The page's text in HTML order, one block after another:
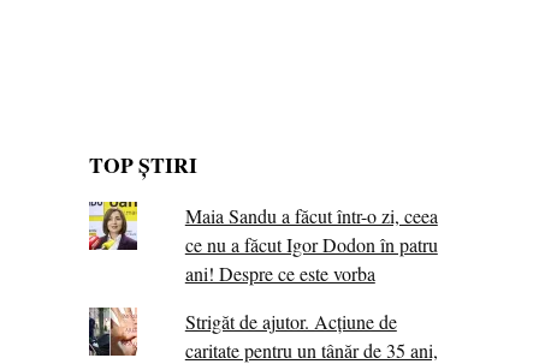
TOP ȘTIRI
Maia Sandu a făcut într-o zi, ceea
ce nu a făcut Igor Dodon în patru
ani! Despre ce este vorba
Strigăt de ajutor. Acțiune de
caritate pentru un tânăr de 35 ani,